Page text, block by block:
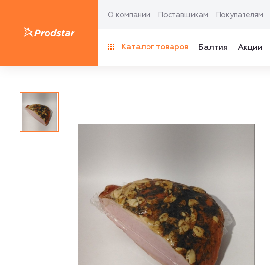
О компании Поставщикам Покупателям
Каталог товаров Балтия Акции